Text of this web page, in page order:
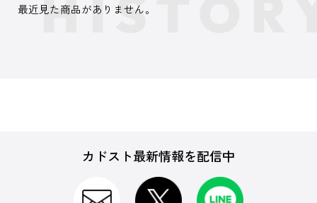
最近見た商品がありません。
カドスト最新情報を配信中